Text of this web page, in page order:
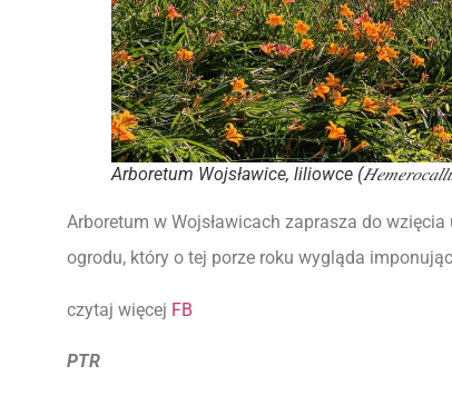
Arboretum Wojsławice, liliowce
Arboretum w Wojsławicach zaprasza do
ogrodu, który o tej porze roku wygląda
czytaj więcej FB
PTR